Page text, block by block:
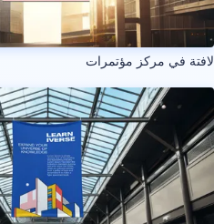
لافتة في مركز مؤتمرات